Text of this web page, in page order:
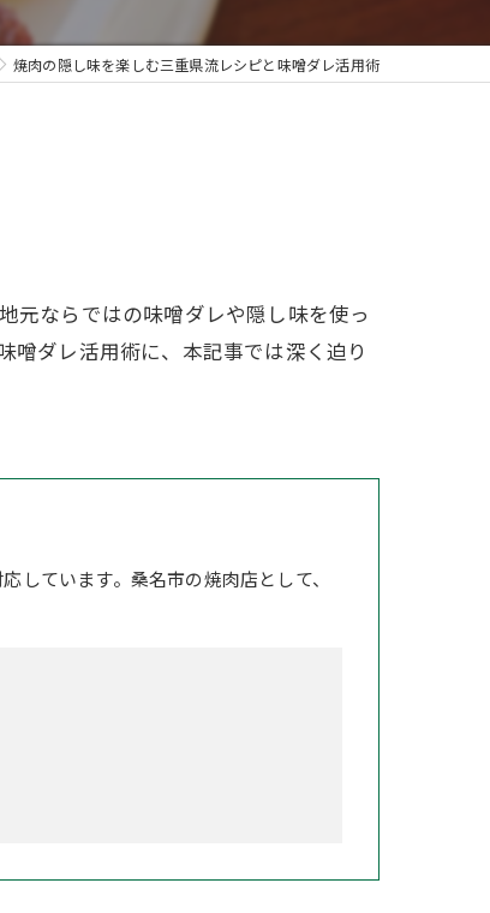
ディナー
焼肉の隠し味を楽しむ三重県流レシピと味噌ダレ活用術
元ならではの味噌ダレや隠し味を使っ
噌ダレ活用術に、本記事では深く迫り
しています。桑名市の焼肉店として、